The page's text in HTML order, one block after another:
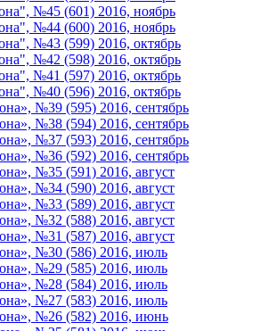
№45 (601) 2016, ноябрь
№44 (600) 2016, ноябрь
№43 (599) 2016, октябрь
№42 (598) 2016, октябрь
№41 (597) 2016, октябрь
№40 (596) 2016, октябрь
№39 (595) 2016, сентябрь
№38 (594) 2016, сентябрь
№37 (593) 2016, сентябрь
№36 (592) 2016, сентябрь
№35 (591) 2016, август
№34 (590) 2016, август
№33 (589) 2016, август
№32 (588) 2016, август
№31 (587) 2016, август
№30 (586) 2016, июль
№29 (585) 2016, июль
№28 (584) 2016, июль
№27 (583) 2016, июль
№26 (582) 2016, июнь